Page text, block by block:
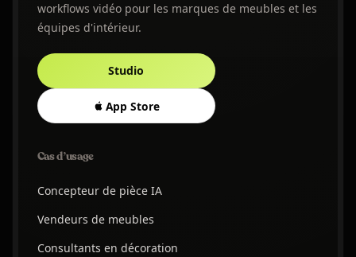
workflows vidéo pour les marques de meubles et les
équipes d'intérieur.
Studio
App Store
Cas d’usage
Concepteur de pièce IA
Vendeurs de meubles
Consultants en décoration